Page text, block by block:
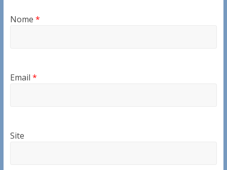
Nome *
Email *
Site